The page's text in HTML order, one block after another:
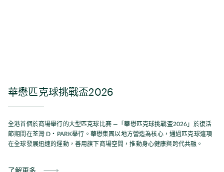
華懋匹克球挑戰盃2026
全港首個於商場舉行的大型匹克球比賽 —「華懋匹克球挑戰盃2026」於復活
節期間在荃灣 D‧PARK舉行。華懋集團以地方營造為核心，通過匹克球這項
在全球發展迅速的運動，善用旗下商場空間，推動身心健康與跨代共融。
了解更多